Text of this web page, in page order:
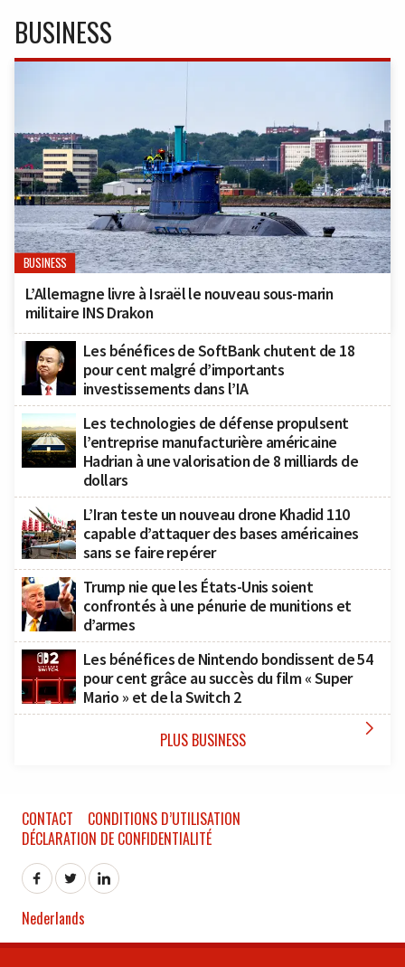
BUSINESS
BUSINESS
L’Allemagne livre à Israël le nouveau sous-marin
militaire INS Drakon
Les bénéfices de SoftBank chutent de 18
pour cent malgré d’importants
investissements dans l’IA
Les technologies de défense propulsent
l’entreprise manufacturière américaine
Hadrian à une valorisation de 8 milliards de
dollars
L’Iran teste un nouveau drone Khadid 110
capable d’attaquer des bases américaines
sans se faire repérer
Trump nie que les États-Unis soient
confrontés à une pénurie de munitions et
d’armes
Les bénéfices de Nintendo bondissent de 54
pour cent grâce au succès du film « Super
Mario » et de la Switch 2
PLUS BUSINESS 
CONTACT
CONDITIONS D’UTILISATION
DÉCLARATION DE CONFIDENTIALITÉ
Nederlands